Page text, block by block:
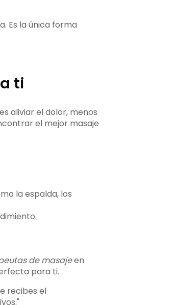
Es la única forma
ti
aliviar el dolor, menos
el mejor masaje
la espalda, los
de masajeen
para ti.
recibes el